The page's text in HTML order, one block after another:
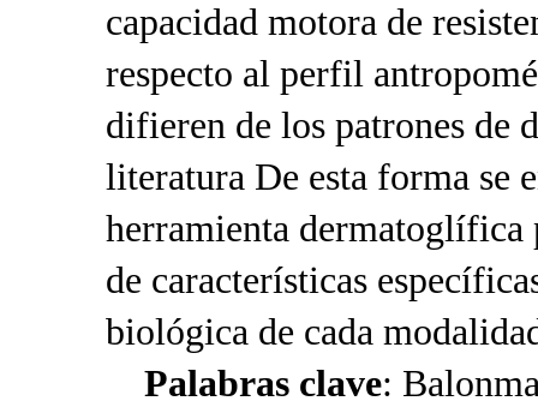
capacidad motora de
respecto al perfil
difieren de los patrones de
literatura De esta forma se
herramienta
de características
biológica de cada
Palabras clave: